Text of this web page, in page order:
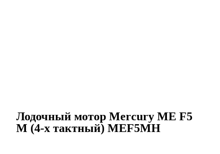
Лодочный мотор Mercury ME F5
M (4-х тактный) MEF5MH